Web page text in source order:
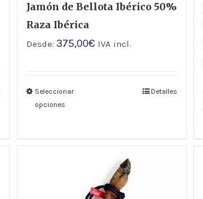
Jamón de Bellota Ibérico 50%
Raza Ibérica
Desde: 375,00€ IVA incl.
Seleccionar
opciones
Detalles